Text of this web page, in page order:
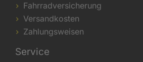
Fahrradversicherung
Versandkosten
Zahlungsweisen
Service